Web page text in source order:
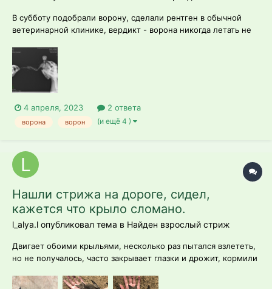
В субботу подобрали ворону, сделали рентген в обычной
ветеринарной клинике, вердикт - ворона никогда летать не
и прорывает мягкие ткани). Пока посадили ее в клетку и
зафиксировали крыло пластырем, чтобы не висело. Первый
день ворона отлично п...
4 апреля, 2023 2 ответа
ворона ворон (и ещё 4 )
Нашли стрижа на дороге, сидел,
кажется что крыло сломано.
l_alya.l опубликовал тема в Найден взрослый стриж
Двигает обоими крыльями, несколько раз пытался взлететь,
но не получалось, часто закрывает глазки и дрожит, кормили
приходилось открывать ему рот. Подскажите что можно